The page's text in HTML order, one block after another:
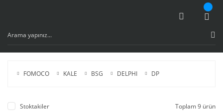
FOMOCO KALE BSG DELPHI DP
Stoktakiler Toplam 9 ürün